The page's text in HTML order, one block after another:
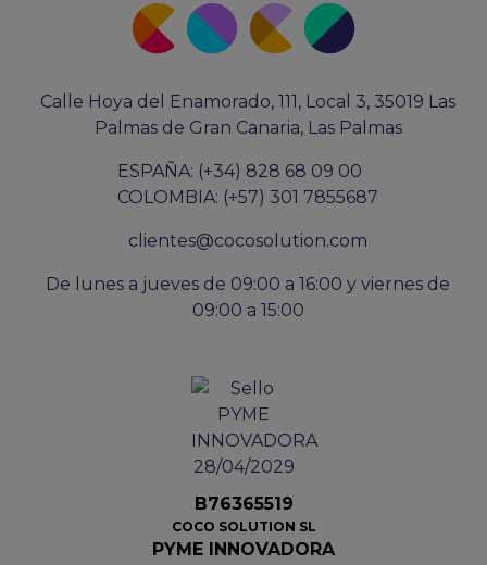
Calle Hoya del Enamorado, 111, Local 3, 35019 Las
Palmas de Gran Canaria, Las Palmas
ESPAÑA: (+34) 828 68 09 00
COLOMBIA: (+57) 301 7855687
clientes@cocosolution.com
De lunes a jueves de 09:00 a 16:00 y viernes de
09:00 a 15:00
B76365519
COCO SOLUTION SL
PYME INNOVADORA